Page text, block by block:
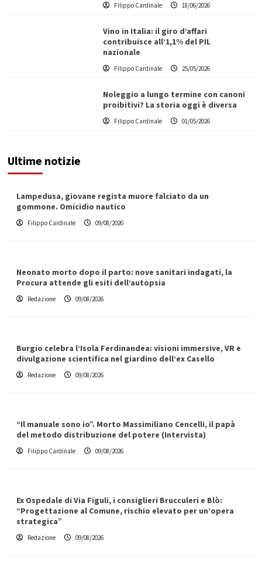
Filippo Cardinale 18/06/2026
Vino in Italia: il giro d’affari
contribuisce all’1,1% del PIL
nazionale
Filippo Cardinale 25/05/2026
Noleggio a lungo termine con canoni
proibitivi? La storia oggi è diversa
Filippo Cardinale 01/05/2026
Ultime notizie
Lampedusa, giovane regista muore falciato da un
gommone. Omicidio nautico
Filippo Cardinale 09/08/2026
Neonato morto dopo il parto: nove sanitari indagati, la
Procura attende gli esiti dell’autopsia
Redazione 09/08/2026
Burgio celebra l’Isola Ferdinandea: visioni immersive, VR e
divulgazione scientifica nel giardino dell’ex Casello
Redazione 09/08/2026
“Il manuale sono io”. Morto Massimiliano Cencelli, il papà
del metodo distribuzione del potere (Intervista)
Filippo Cardinale 09/08/2026
Ex Ospedale di Via Figuli, i consiglieri Brucculeri e Blò:
“Progettazione al Comune, rischio elevato per un’opera
strategica”
Redazione 09/08/2026